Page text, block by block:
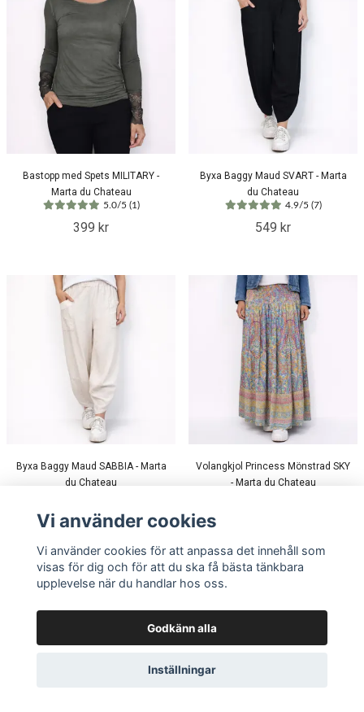
Bastopp med Spets MILITARY -
Marta du Chateau
5.0/5 (1)
399 kr
Byxa Baggy Maud SVART - Marta
du Chateau
4.9/5 (7)
549 kr
Byxa Baggy Maud SABBIA - Marta
du Chateau
549 kr
Volangkjol Princess Mönstrad SKY
- Marta du Chateau
599 kr
Vi använder cookies
Vi använder cookies för att anpassa det innehåll som
visas för dig och för att du ska få bästa tänkbara
upplevelse när du handlar hos oss.
Godkänn alla
Inställningar